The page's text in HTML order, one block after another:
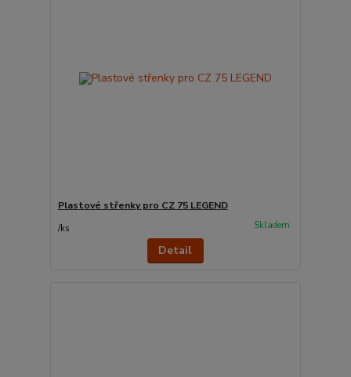
Plastové střenky pro CZ 75 LEGEND
/ks Skladem
Detail